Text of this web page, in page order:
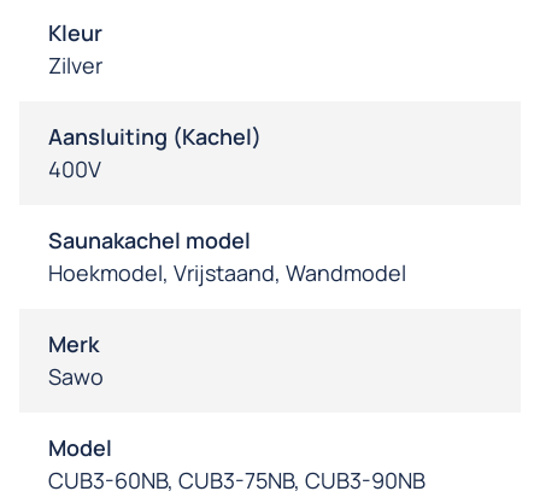
Kleur
Zilver
Aansluiting (Kachel)
400V
Saunakachel model
Hoekmodel, Vrijstaand, Wandmodel
Merk
Sawo
Model
CUB3-60NB, CUB3-75NB, CUB3-90NB